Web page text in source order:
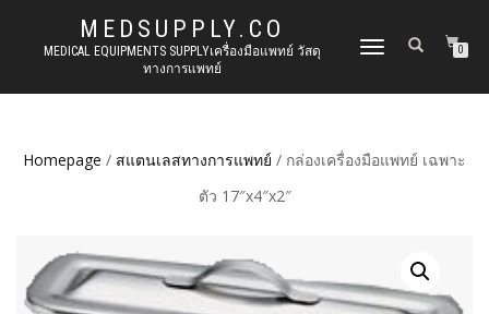
MEDSUPPLY.CO
MEDICAL EQUIPMENTS SUPPLYเครื่องมือแพทย์ วัสดุ
ทางการแพทย์
TOGGLE
0
Homepage / สแตนเลสทางการแพทย์ / กล่องเครื่องมือแพทย์ เฉพาะ
ตัว 17″x4″x2″